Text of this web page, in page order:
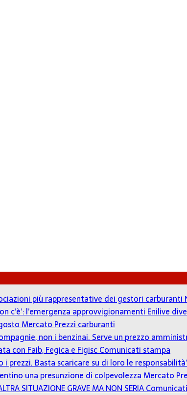
più rappresentative dei gestori carburanti
c’è’: l’emergenza approvvigionamenti Enilive
Mercato Prezzi carburanti
non i benzinai. Serve un prezzo
con Faib, Fegica e FigiscComunicati stampa
prezzi. Basta scaricare su di loro le
una presunzione di colpevolezzaMercato
SITUAZIONE GRAVE MA NON SERIA